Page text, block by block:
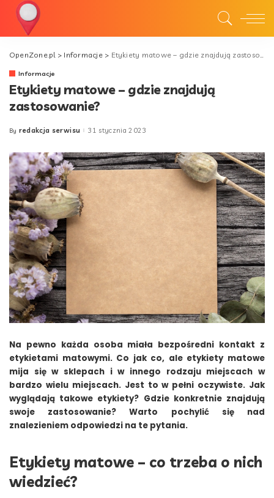
OpenZone.pl> Informacje> Etykiety matowe – gdzie znajdują zastosowanie?
Informacje
Etykiety matowe – gdzie znajdują
zastosowanie?
Posted
By redakcja serwisu 31 stycznia 2023
Na pewno każda osoba miała bezpośredni kontakt z
etykietami matowymi. Co jak co, ale etykiety matowe
mija się w sklepach i w innego rodzaju miejscach w
bardzo wielu miejscach. Jest to w pełni oczywiste. Jak
wyglądają takowe etykiety? Gdzie konkretnie znajdują
swoje zastosowanie? Warto pochylić się nad
znalezieniem odpowiedzi na te pytania.
Etykiety matowe – co trzeba o nich
wiedzieć?